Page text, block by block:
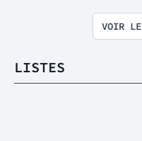
VOIR
LISTES